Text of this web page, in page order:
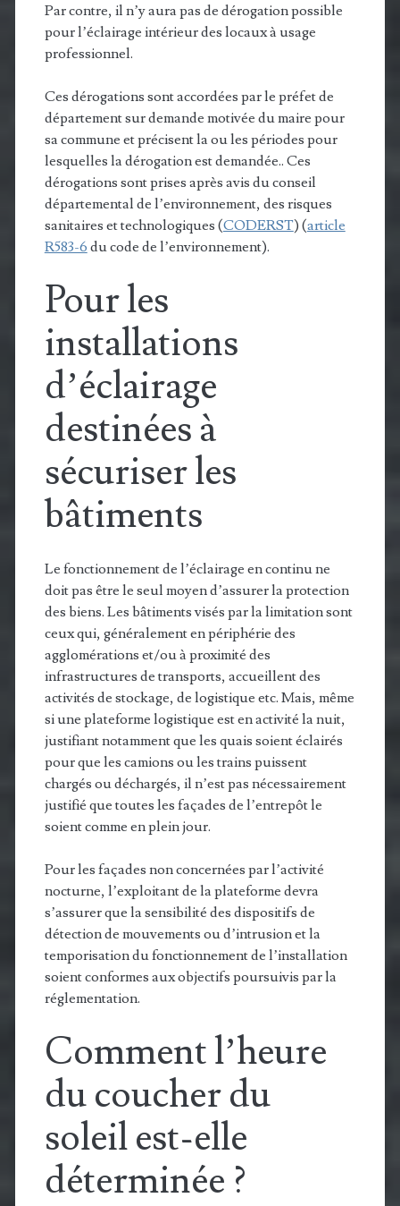
Par contre, il n’y aura pas de dérogation possible
pour l’éclairage intérieur des locaux à usage
professionnel.
Ces dérogations sont accordées par le préfet de
département sur demande motivée du maire pour
sa commune et précisent la ou les périodes pour
lesquelles la dérogation est demandée.. Ces
dérogations sont prises après avis du conseil
départemental de l’environnement, des risques
sanitaires et technologiques (CODERST) (article
R583-6 du code de l’environnement).
Pour les
installations
d’éclairage
destinées à
sécuriser les
bâtiments
Le fonctionnement de l’éclairage en continu ne
doit pas être le seul moyen d’assurer la protection
des biens. Les bâtiments visés par la limitation sont
ceux qui, généralement en périphérie des
agglomérations et/ou à proximité des
infrastructures de transports, accueillent des
activités de stockage, de logistique etc. Mais, même
si une plateforme logistique est en activité la nuit,
justifiant notamment que les quais soient éclairés
pour que les camions ou les trains puissent
chargés ou déchargés, il n’est pas nécessairement
justifié que toutes les façades de l’entrepôt le
soient comme en plein jour.
Pour les façades non concernées par l’activité
nocturne, l’exploitant de la plateforme devra
s’assurer que la sensibilité des dispositifs de
détection de mouvements ou d’intrusion et la
temporisation du fonctionnement de l’installation
soient conformes aux objectifs poursuivis par la
réglementation.
Comment l’heure
du coucher du
soleil est-elle
déterminée ?